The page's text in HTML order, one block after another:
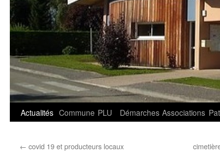
Aller
contenu
Actualités Commune PLU Démarches Associations
← covid 19 et producteurs locaux